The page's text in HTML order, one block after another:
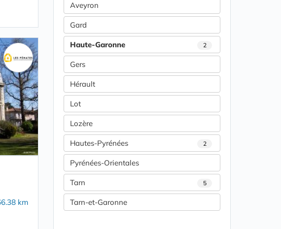
km
Aveyron
Gard
Haute-Garonne 2
Gers
Hérault
Lot
Lozère
Hautes-Pyrénées 2
Pyrénées-Orientales
Tarn 5
Tarn-et-Garonne